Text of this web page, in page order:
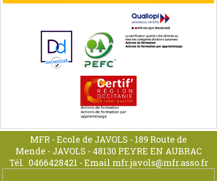
MFR - Ecole de JAVOLS - 189 Route de
Mende - JAVOLS - 48130 PEYRE EN AUBRAC
Tél. 0466428421 - Email mfr.javols@mfr.asso.fr